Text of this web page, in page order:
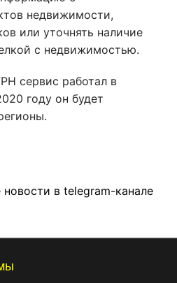
недвижимости,
или уточнять наличие
с недвижимостью.
сервис работал в
году он будет
в telegram-канале